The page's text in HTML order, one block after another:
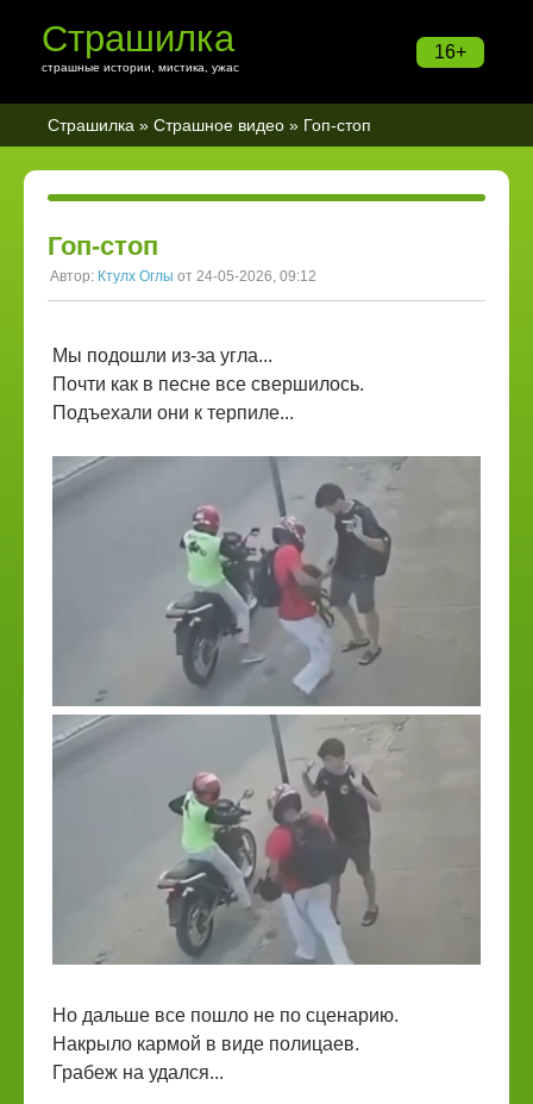
16+
Страшилка
страшные истории, мистика, ужас
Страшилка » Страшное видео » Гоп-стоп
Гоп-стоп
Автор: Ктулх Оглы от 24-05-2026, 09:12
Мы подошли из-за угла...
Почти как в песне все свершилось.
Подъехали они к терпиле...
Но дальше все пошло не по сценарию.
Накрыло кармой в виде полицаев.
Грабеж на удался...